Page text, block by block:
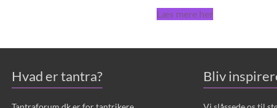
Læs mere her
Hvad er tantra? Bliv